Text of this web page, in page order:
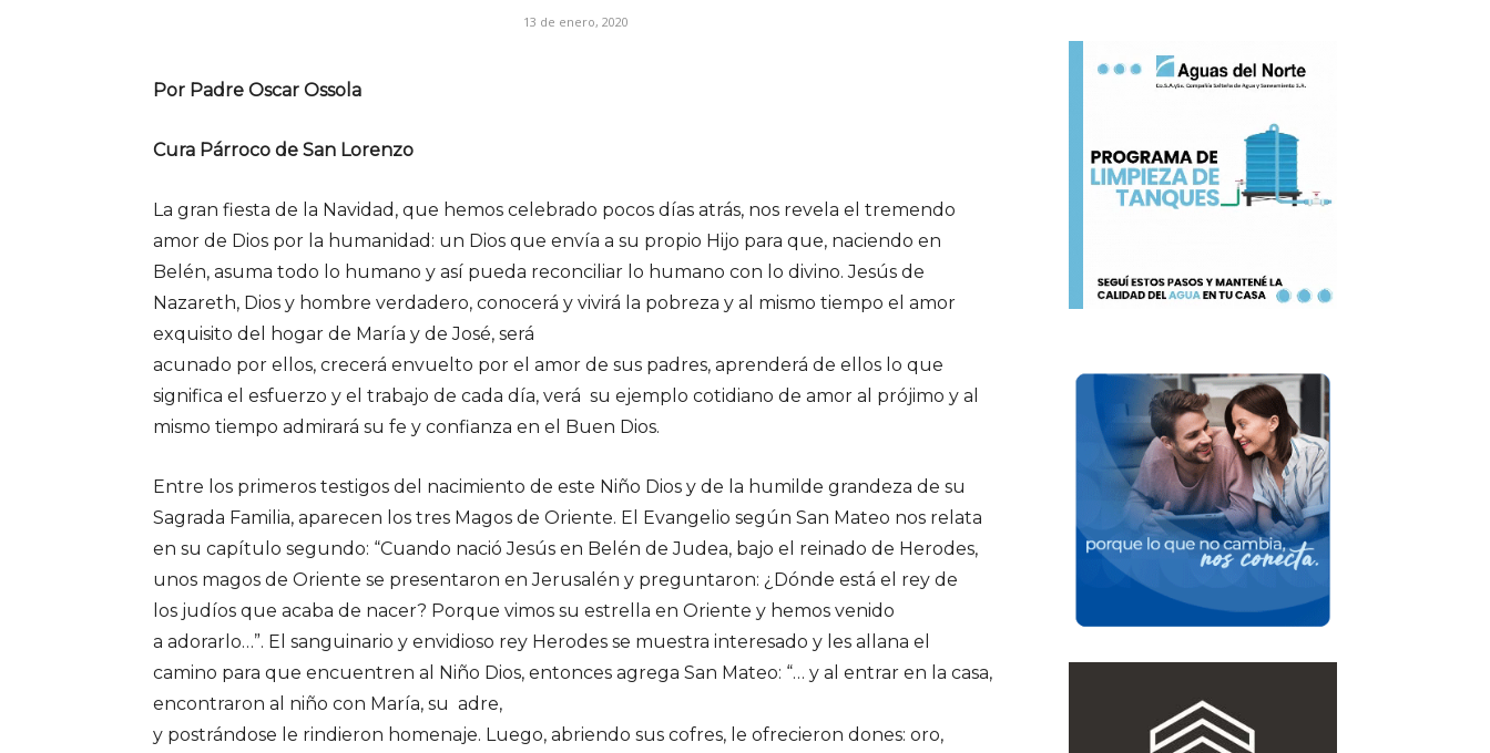
13 de enero, 2020
Por Padre Oscar Ossola
Cura Párroco de San Lorenzo
La gran fiesta de la Navidad, que hemos celebrado pocos días atrás, nos revela el tremendo
amor de Dios por la humanidad: un Dios que envía a su propio Hijo para que, naciendo en
Belén, asuma todo lo humano y así pueda reconciliar lo humano con lo divino. Jesús de
Nazareth, Dios y hombre verdadero, conocerá y vivirá la pobreza y al mismo tiempo el amor
exquisito del hogar de María y de José, será
acunado por ellos, crecerá envuelto por el amor de sus padres, aprenderá de ellos lo que
significa el esfuerzo y el trabajo de cada día, verá su ejemplo cotidiano de amor al prójimo y al
mismo tiempo admirará su fe y confianza en el Buen Dios.
Entre los primeros testigos del nacimiento de este Niño Dios y de la humilde grandeza de su
Sagrada Familia, aparecen los tres Magos de Oriente. El Evangelio según San Mateo nos relata
en su capítulo segundo: “Cuando nació Jesús en Belén de Judea, bajo el reinado de Herodes,
unos magos de Oriente se presentaron en Jerusalén y preguntaron: ¿Dónde está el rey de
los judíos que acaba de nacer? Porque vimos su estrella en Oriente y hemos venido
a adorarlo…”. El sanguinario y envidioso rey Herodes se muestra interesado y les allana el
camino para que encuentren al Niño Dios, entonces agrega San Mateo: “… y al entrar en la casa,
encontraron al niño con María, su adre,
y postrándose le rindieron homenaje. Luego, abriendo sus cofres, le ofrecieron dones: oro,